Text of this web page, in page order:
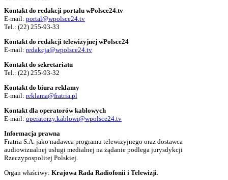
Kontakt do redakcji portalu wPolsce24.tv
E-mail: portal@wpolsce24.tv
Tel.: (22) 255-93-33
Kontakt do redakcji telewizyjnej wPolsce24
E-mail: redakcja@wpolsce24.tv
Kontakt do sekretariatu
Tel.: (22) 255-93-32
Kontakt do biura reklamy
E-mail: reklama@fratria.pl
Kontakt dla operatorów kablowych
E-mail: operatorzy.kablowi@wpolsce24.tv
Informacja prawna
Fratria S.A. jako nadawca programu telewizyjnego oraz dostawca
audiowizualnej usługi medialnej na żądanie podlega jurysdykcji
Rzeczypospolitej Polskiej.
Organ właściwy: Krajowa Rada Radiofonii i Telewizji